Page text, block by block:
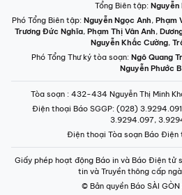
Tổng Biên tập: Nguyễn
Phó Tổng Biên tập: Nguyễn Ngọc Anh, Phạm
Trương Đức Nghĩa, Phạm Thị Vân Anh,
Nguyễn Khắc Cường,
Phó Tổng Thư ký tòa soạn: Ngô Quang
Nguyễn Phước
Tòa soạn : 432-434 Nguyễn Thị Minh
Điện thoại Báo SGGP: (028)
3.9294.097,
Điện thoại Tòa soạn Báo Điện
Giấy phép hoạt động Báo in và Báo Điện tử
tin và Truyền thông cấp
© Bản quyền Báo SÀI GÒN